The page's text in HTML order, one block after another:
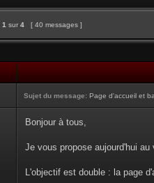
1 sur 4 [ 40 messages ]
Sujet du message: Page d'accueil et
Bonjour à tous,
Je vous propose aujourd'hui
L'objectif est double : la page